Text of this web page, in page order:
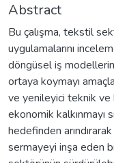
Abstract
Bu çalışma, tekstil
uygulamalarını
döngüsel iş
ortaya koymayı
ve yenileyici teknik
ekonomik kalkınmayı
hedefinden
sermayeyi inşa eden